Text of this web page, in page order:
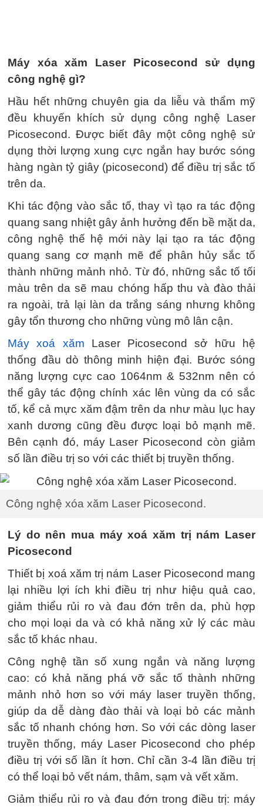
Máy xóa xăm Laser Picosecond sử dụng
công nghệ gì?
Hầu hết những chuyên gia da liễu và thẩm mỹ
đều khuyến khích sử dụng công nghệ Laser
Picosecond. Được biết đây một công nghệ sử
dụng thời lượng xung cực ngắn hay bước sóng
hàng ngàn tỷ giây (picosecond) để điều trị sắc tố
trên da.
Khi tác động vào sắc tố, thay vì tạo ra tác động
quang sang nhiệt gây ảnh hưởng đến bề mặt da,
công nghệ thế hệ mới này lại tạo ra tác động
quang sang cơ mạnh mẽ để phân hủy sắc tố
thành những mảnh nhỏ. Từ đó, những sắc tố tối
màu trên da sẽ mau chóng hấp thu và đào thải
ra ngoài, trả lại làn da trắng sáng nhưng không
gây tổn thương cho những vùng mô lân cận.
Máy xoá xăm Laser Picosecond sở hữu hệ
thống đầu dò thông minh hiện đại. Bước sóng
năng lượng cực cao 1064nm & 532nm nên có
thể gây tác động chính xác lên vùng da có sắc
tố, kể cả mực xăm đậm trên da như màu lục hay
xanh dương cũng đều được loại bỏ mạnh mẽ.
Bên cạnh đó, máy Laser Picosecond còn giảm
số lần điều trị so với các thiết bị truyền thống.
Công nghệ xóa xăm Laser Picosecond.
Lý do nên mua máy xoá xăm trị nám Laser
Picosecond
Thiết bị xoá xăm trị nám Laser Picosecond mang
lại nhiều lợi ích khi điều trị như hiệu quả cao,
giảm thiểu rủi ro và đau đớn trên da, phù hợp
cho mọi loại da và có khả năng xử lý các màu
sắc tố khác nhau.
Công nghệ tần số xung ngắn và năng lượng
cao: có khả năng phá vỡ sắc tố thành những
mảnh nhỏ hơn so với máy laser truyền thống,
giúp da dễ dàng đào thải và loại bỏ các mảnh
sắc tố nhanh chóng hơn. So với các dòng laser
truyền thống, máy Laser Picosecond cho phép
điều trị với số lần ít hơn. Chỉ cần 3-4 lần điều trị
có thể loại bỏ vết nám, thâm, sạm và vết xăm.
Giảm thiểu rủi ro và đau đớn trong điều trị: máy